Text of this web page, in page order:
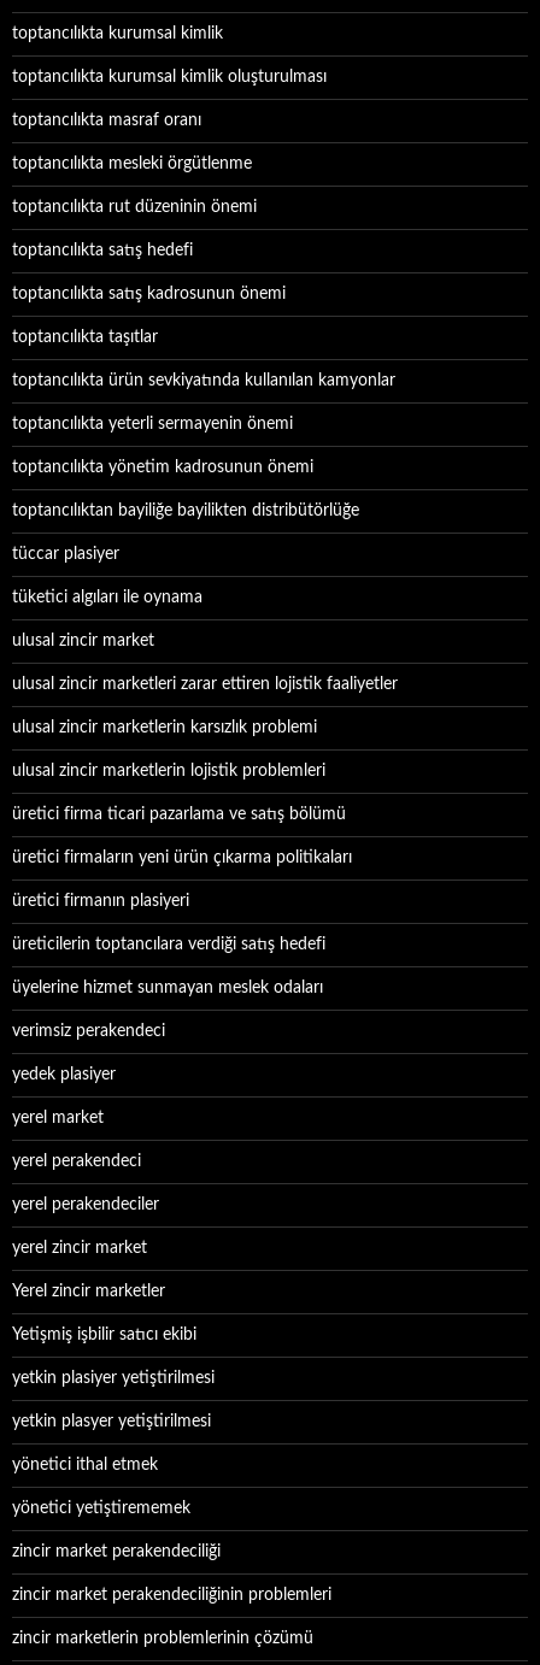
toptancılıkta kurumsal kimlik
toptancılıkta kurumsal kimlik oluşturulması
toptancılıkta masraf oranı
toptancılıkta mesleki örgütlenme
toptancılıkta rut düzeninin önemi
toptancılıkta satış hedefi
toptancılıkta satış kadrosunun önemi
toptancılıkta taşıtlar
toptancılıkta ürün sevkiyatında kullanılan kamyonlar
toptancılıkta yeterli sermayenin önemi
toptancılıkta yönetim kadrosunun önemi
toptancılıktan bayiliğe bayilikten distribütörlüğe
tüccar plasiyer
tüketici algıları ile oynama
ulusal zincir market
ulusal zincir marketleri zarar ettiren lojistik faaliyetler
ulusal zincir marketlerin karsızlık problemi
ulusal zincir marketlerin lojistik problemleri
üretici firma ticari pazarlama ve satış bölümü
üretici firmaların yeni ürün çıkarma politikaları
üretici firmanın plasiyeri
üreticilerin toptancılara verdiği satış hedefi
üyelerine hizmet sunmayan meslek odaları
verimsiz perakendeci
yedek plasiyer
yerel market
yerel perakendeci
yerel perakendeciler
yerel zincir market
Yerel zincir marketler
Yetişmiş işbilir satıcı ekibi
yetkin plasiyer yetiştirilmesi
yetkin plasyer yetiştirilmesi
yönetici ithal etmek
yönetici yetiştirememek
zincir market perakendeciliği
zincir market perakendeciliğinin problemleri
zincir marketlerin problemlerinin çözümü